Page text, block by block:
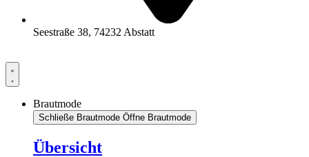
Seestraße 38, 74232 Abstatt
Brautmode
Schließe Brautmode Öffne Brautmode
Übersicht